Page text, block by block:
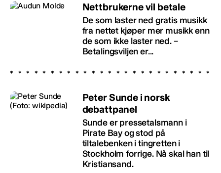
Nettbrukerne vil betale
De som laster ned gratis musikk
fra nettet kjøper mer musikk enn
de som ikke laster ned. –
Betalingsviljen er...
Peter Sunde i norsk
debattpanel
Sunde er pressetalsmann i
Pirate Bay og stod på
tiltalebenken i tingretten i
Stockholm forrige. Nå skal han til
Kristiansand.